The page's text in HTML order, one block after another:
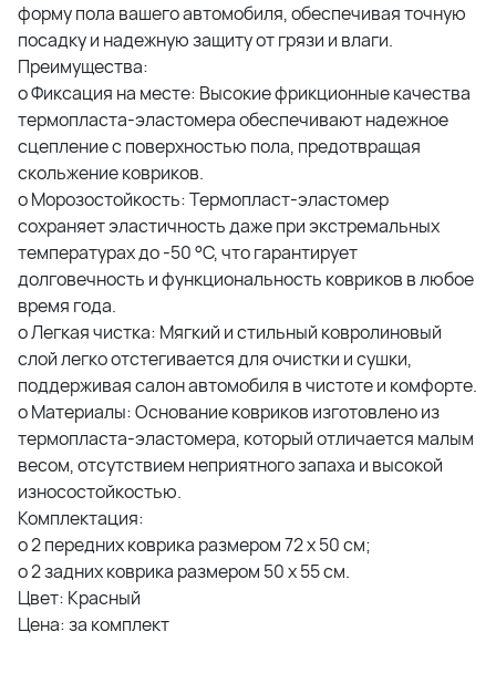
форму пола вашего автомобиля, обеспечивая точную
посадку и надежную защиту от грязи и влаги.
Преимущества:
o Фиксация на месте: Высокие фрикционные качества
термопласта-эластомера обеспечивают надежное
сцепление с поверхностью пола, предотвращая
скольжение ковриков.
o Морозостойкость: Термопласт-эластомер
сохраняет эластичность даже при экстремальных
температурах до -50 °C, что гарантирует
долговечность и функциональность ковриков в любое
время года.
o Легкая чистка: Мягкий и стильный ковролиновый
слой легко отстегивается для очистки и сушки,
поддерживая салон автомобиля в чистоте и комфорте.
o Материалы: Основание ковриков изготовлено из
термопласта-эластомера, который отличается малым
весом, отсутствием неприятного запаха и высокой
износостойкостью.
Комплектация:
o 2 передних коврика размером 72 х 50 см;
o 2 задних коврика размером 50 х 55 см.
Цвет: Красный
Цена: за комплект